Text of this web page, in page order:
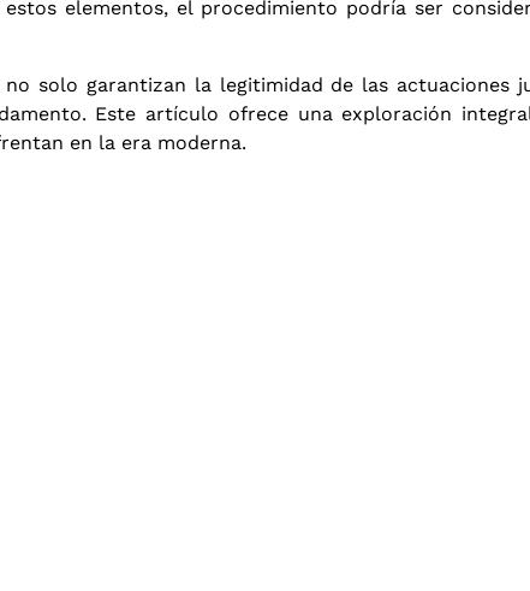
elementos, el procedimiento podría ser
solo garantizan la legitimidad de las actuaciones
Este artículo ofrece una exploración
en la era moderna.